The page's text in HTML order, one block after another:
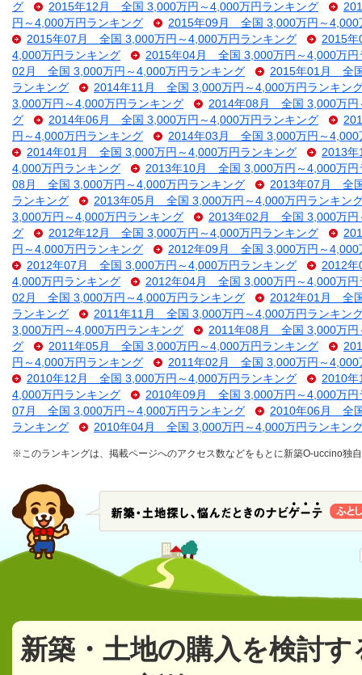
グ
2015年12月 全国 3,000万円～4,000万円ランキング
円～4,000万円ランキング
2015年09月 全国 3,000万円～4,000
2015年07月 全国 3,000万円～4,000万円ランキング
2015
4,000万円ランキング
2015年04月 全国 3,000万円～4,000万円
02月 全国 3,000万円～4,000万円ランキング
2015年01月 全
ランキング
2014年11月 全国 3,000万円～4,000万円ランキン
3,000万円～4,000万円ランキング
2014年08月 全国 3,000万円
グ
2014年06月 全国 3,000万円～4,000万円ランキング
円～4,000万円ランキング
2014年03月 全国 3,000万円～4,000
2014年01月 全国 3,000万円～4,000万円ランキング
2013
4,000万円ランキング
2013年10月 全国 3,000万円～4,000万円
08月 全国 3,000万円～4,000万円ランキング
2013年07月 全
ランキング
2013年05月 全国 3,000万円～4,000万円ランキン
3,000万円～4,000万円ランキング
2013年02月 全国 3,000万円
グ
2012年12月 全国 3,000万円～4,000万円ランキング
円～4,000万円ランキング
2012年09月 全国 3,000万円～4,000
2012年07月 全国 3,000万円～4,000万円ランキング
2012
4,000万円ランキング
2012年04月 全国 3,000万円～4,000万円
02月 全国 3,000万円～4,000万円ランキング
2012年01月 全
ランキング
2011年11月 全国 3,000万円～4,000万円ランキン
3,000万円～4,000万円ランキング
2011年08月 全国 3,000万円
グ
2011年05月 全国 3,000万円～4,000万円ランキング
円～4,000万円ランキング
2011年02月 全国 3,000万円～4,000
2010年12月 全国 3,000万円～4,000万円ランキング
2010
4,000万円ランキング
2010年09月 全国 3,000万円～4,000万円
07月 全国 3,000万円～4,000万円ランキング
2010年06月 全
ランキング
2010年04月 全国 3,000万円～4,000万円ランキン
※このランキングは、掲載ページへのアクセス数などをもとに新築O-uccino独
新築・土地の購入を検討